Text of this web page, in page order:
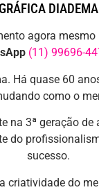
GRÁFICA DIADEMA
agora mesmo
(11) 99696-
Há quase 60
como o
na 3ª geração
do
sucesso.
criatividade do